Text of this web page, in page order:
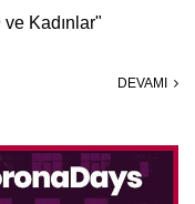
Kadınlar"
DEVAMI